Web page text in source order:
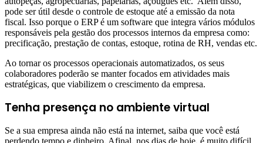
pode ser útil desde o controle de estoque até a emissão da nota
fiscal. Isso porque o ERP é um software que integra vários módulos
responsáveis pela gestão dos processos internos da empresa como:
precificação, prestação de contas, estoque, rotina de RH, vendas etc.
Ao tornar os processos operacionais automatizados, os seus
colaboradores poderão se manter focados em atividades mais
estratégicas, que viabilizem o crescimento da empresa.
Tenha presença no ambiente virtual
Se a sua empresa ainda não está na internet, saiba que você está
perdendo tempo e dinheiro. Afinal, nos dias de hoje, é muito difícil